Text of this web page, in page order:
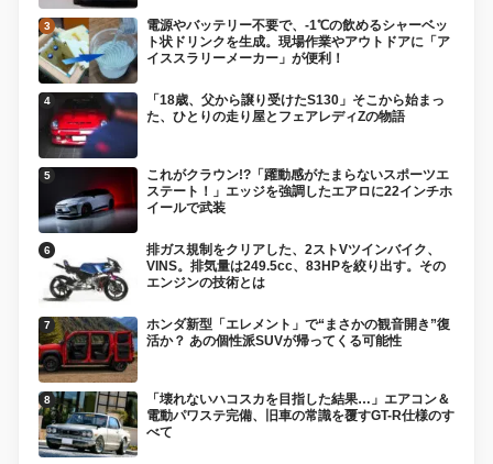
電源やバッテリー不要で、-1℃の飲めるシャーベッ
ト状ドリンクを生成。現場作業やアウトドアに「ア
イススラリーメーカー」が便利！
「18歳、父から譲り受けたS130」そこから始まっ
た、ひとりの走り屋とフェアレディZの物語
これがクラウン!?「躍動感がたまらないスポーツエ
ステート！」エッジを強調したエアロに22インチホ
イールで武装
排ガス規制をクリアした、2ストVツインバイク、
VINS。排気量は249.5cc、83HPを絞り出す。その
エンジンの技術とは
ホンダ新型「エレメント」で“まさかの観音開き”復
活か？ あの個性派SUVが帰ってくる可能性
「壊れないハコスカを目指した結果…」エアコン＆
電動パワステ完備、旧車の常識を覆すGT-R仕様のす
べて